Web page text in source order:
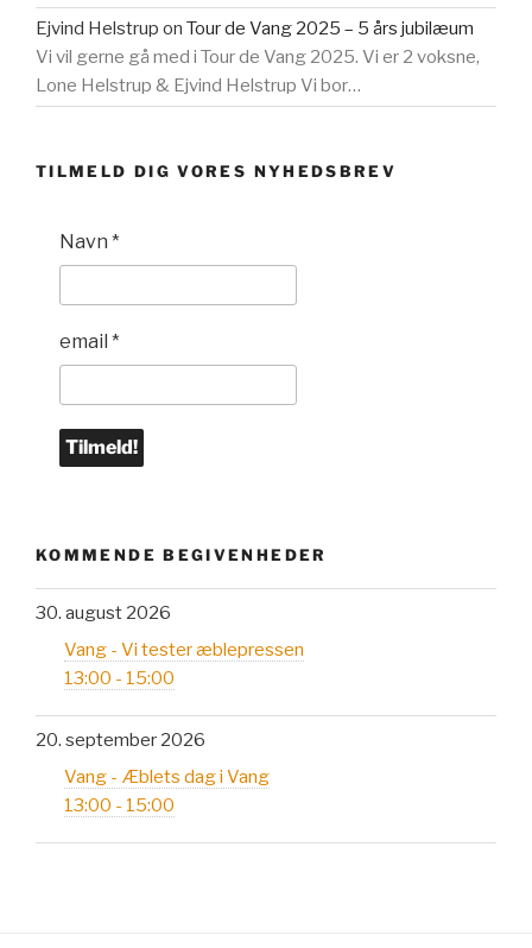
Ejvind Helstrup on Tour de Vang 2025 – 5 års jubilæum
Vi vil gerne gå med i Tour de Vang 2025. Vi er 2 voksne,
Lone Helstrup & Ejvind Helstrup Vi bor…
TILMELD DIG VORES NYHEDSBREV
Navn *
email *
KOMMENDE BEGIVENHEDER
30. august 2026
Vang - Vi tester æblepressen
13:00 - 15:00
20. september 2026
Vang - Æblets dag i Vang
13:00 - 15:00